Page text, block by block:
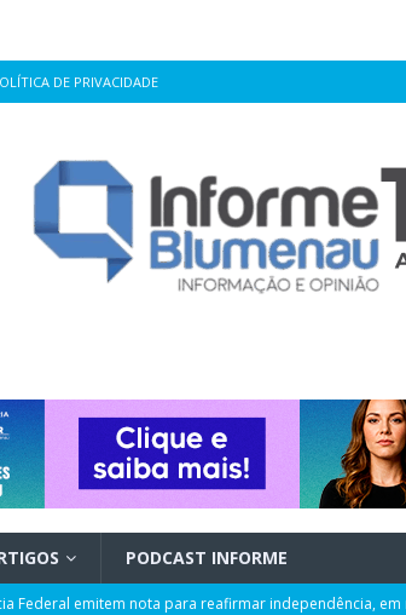
DE PRIVACIDADE
PODCAST INFORME
Federal emitem nota para reafirmar independência, em